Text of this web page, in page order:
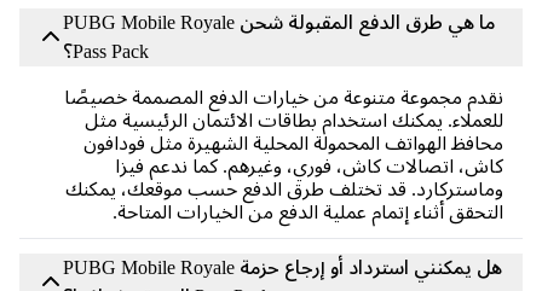
ما هي طرق الدفع المقبولة شحن PUBG Mobile Royale
Pass Pack؟
مجموعة متنوعة من خيارات الدفع المصممة خصيصًا
يمكنك استخدام بطاقات الائتمان الرئيسية مثل
الهواتف المحمولة المحلية الشهيرة مثل فودافون
اتصالات كاش، فوري، وغيرهم. كما ندعم فيزا
قد تختلف طرق الدفع حسب موقعك، يمكنك
أثناء إتمام عملية الدفع من الخيارات المتاحة.
هل يمكنني استرداد أو إرجاع حزمة PUBG Mobile Royale